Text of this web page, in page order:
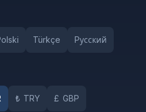
Türkçe Pусский
₺ TRY £ GBP